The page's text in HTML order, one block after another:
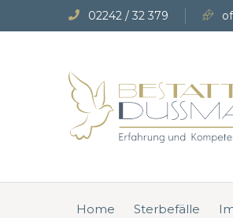
02242 / 32 379
Home Sterbefälle